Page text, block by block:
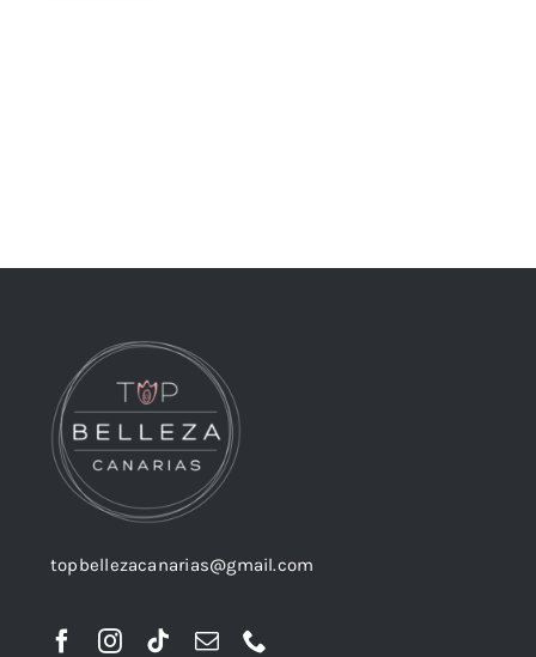
topbellezacanarias@gmail.com